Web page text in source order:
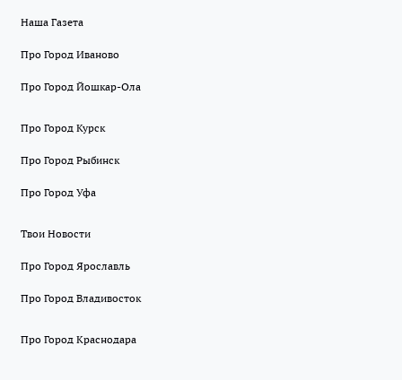
Наша Газета
Про Город Иваново
Про Город Йошкар-Ола
Про Город Курск
Про Город Рыбинск
Про Город Уфа
Твои Новости
Про Город Ярославль
Про Город Владивосток
Про Город Краснодара